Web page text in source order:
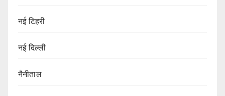
नई टिहरी
नई दिल्ली
नैनीताल